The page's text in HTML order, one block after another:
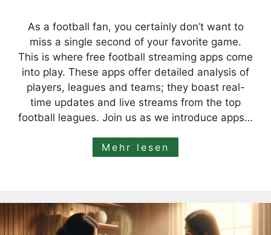
As a football fan, you certainly don’t want to
miss a single second of your favorite game.
This is where free football streaming apps come
into play. These apps offer detailed analysis of
players, leagues and teams; they boast real-
time updates and live streams from the top
football leagues. Join us as we introduce apps…
Mehr lesen